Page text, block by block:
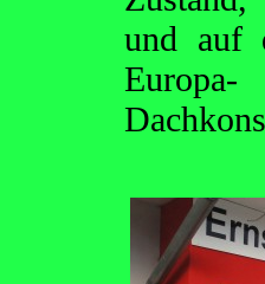
und auf